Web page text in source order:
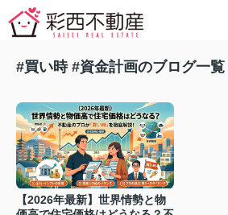
#買い時 #資金計画のブログ一覧
【2026年最新】世界情勢と物